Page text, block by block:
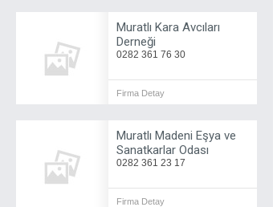
Muratlı Kara Avcıları
Derneği
0282 361 76 30
Firma Detay
Muratlı Madeni Eşya ve
Sanatkarlar Odası
0282 361 23 17
Firma Detay